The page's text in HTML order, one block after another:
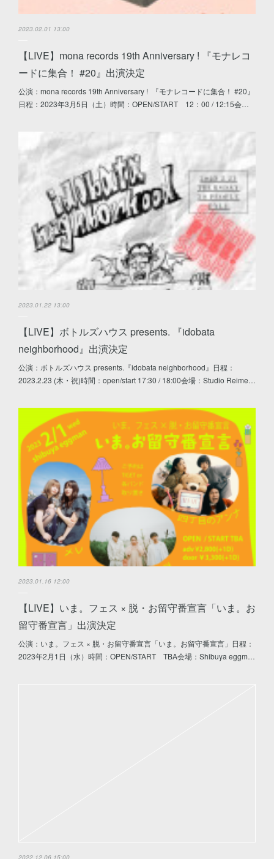
2023.02.01 13:00
【LIVE】mona records 19th Anniversary ! 『モナレコ
ードに集合！ #20』出演決定
公演：mona records 19th Anniversary ! 『モナレコードに集合！ #20』
日程：2023年3月5日（土）時間：OPEN/START 12：00 / 12:15会…
2023.01.22 13:00
【LIVE】ボトルズハウス presents. 『idobata
neighborhood』出演決定
公演：ボトルズハウス presents.『idobata neighborhood』日程：
2023.2.23 (木・祝)時間：open/start 17:30 / 18:00会場：Studio Reime…
2023.01.16 12:00
【LIVE】いま。フェス × 脱・お留守番宣言「いま。お
留守番宣言」出演決定
公演：いま。フェス × 脱・お留守番宣言「いま。お留守番宣言」日程：
2023年2月1日（水）時間：OPEN/START TBA会場：Shibuya eggm…
2022.12.06 15:00